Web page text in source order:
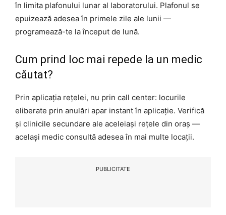
în limita plafonului lunar al laboratorului. Plafonul se
epuizează adesea în primele zile ale lunii —
programează-te la început de lună.
Cum prind loc mai repede la un medic
căutat?
Prin aplicația rețelei, nu prin call center: locurile
eliberate prin anulări apar instant în aplicație. Verifică
și clinicile secundare ale aceleiași rețele din oraș —
același medic consultă adesea în mai multe locații.
PUBLICITATE